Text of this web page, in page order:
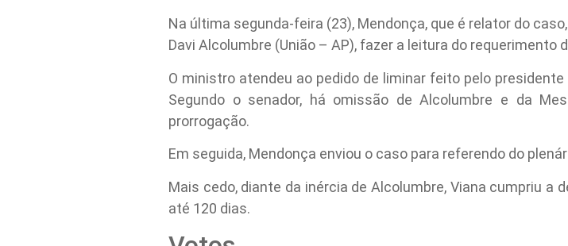
Na última segunda-feira (23), Mendonça, que é relator do
Davi Alcolumbre (União – AP), fazer a leitura do requerimento
O ministro atendeu ao pedido de liminar feito pelo
Segundo o senador, há omissão de Alcolumbre e da
prorrogação.
Em seguida, Mendonça enviou o caso para referendo do
Mais cedo, diante da inércia de Alcolumbre, Viana cumpriu a
até 120 dias.